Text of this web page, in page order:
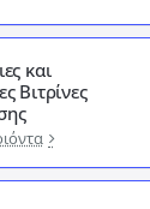
και
Βιτρίνες